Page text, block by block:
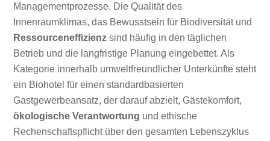
Managementprozesse. Die Qualität des
Innenraumklimas, das Bewusstsein für Biodiversität und
Ressourceneffizienz sind häufig in den täglichen
Betrieb und die langfristige Planung eingebettet. Als
Kategorie innerhalb umweltfreundlicher Unterkünfte steht
ein Biohotel für einen standardbasierten
Gastgewerbeansatz, der darauf abzielt, Gästekomfort,
ökologische Verantwortung und ethische
Rechenschaftspflicht über den gesamten Lebenszyklus